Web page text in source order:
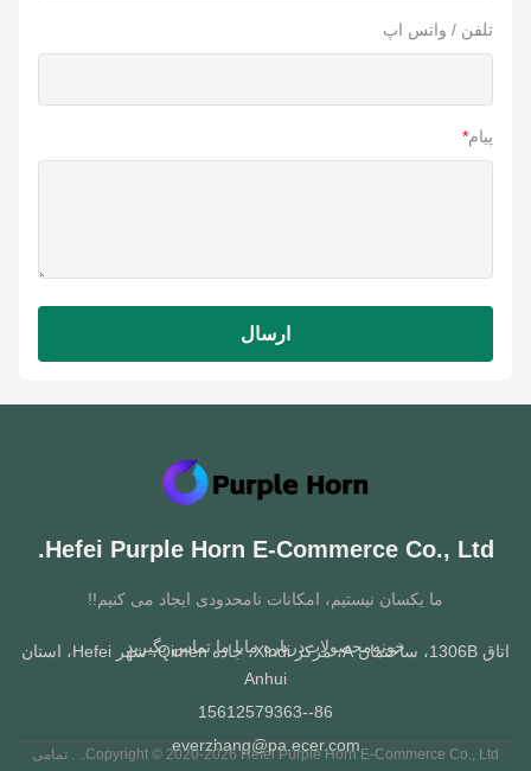
تلفن / واتس اپ
ارسال
Hefei Purple Horn E-Commerce Co., Ltd.
ما یکسان نیستیم، امکانات نامحدودی ایجاد می کنیم!!
خونه محصولاتدرباره مابا ما تماس بگیرید
اتاق 1306B، ساختمان A، مرکز Xindi، جاده Qimen، شهر Hefei، استان
Anhui
everzhang@pa.ecer.com
Copyright © 2020-2026 Hefei Purple Horn E-Commerce Co., Ltd.. . تمامی